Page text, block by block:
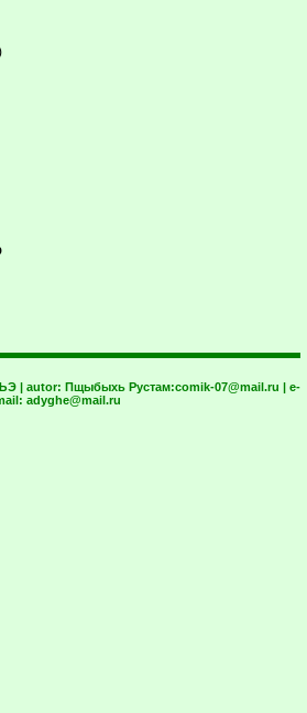
| autor: Пщыбыхь Рустам:comik-07@mail.ru | e-
adyghe@mail.ru